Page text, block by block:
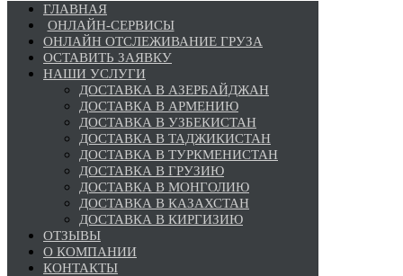
ГЛАВНАЯ
ОНЛАЙН-СЕРВИСЫ
ОНЛАЙН ОТСЛЕЖИВАНИЕ ГРУЗА
ОСТАВИТЬ ЗАЯВКУ
НАШИ УСЛУГИ
ДОСТАВКА В АЗЕРБАЙДЖАН
ДОСТАВКА В АРМЕНИЮ
ДОСТАВКА В УЗБЕКИСТАН
ДОСТАВКА В ТАДЖИКИСТАН
ДОСТАВКА В ТУРКМЕНИСТАН
ДОСТАВКА В ГРУЗИЮ
ДОСТАВКА В МОНГОЛИЮ
ДОСТАВКА В КАЗАХСТАН
ДОСТАВКА В КИРГИЗИЮ
ОТЗЫВЫ
О КОМПАНИИ
КОНТАКТЫ